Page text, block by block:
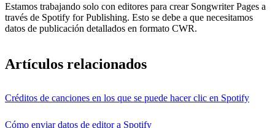
Estamos trabajando solo con editores para crear Songwriter Pages a
través de Spotify for Publishing. Esto se debe a que necesitamos
datos de publicación detallados en formato CWR.
Artículos relacionados
Créditos de canciones en los que se puede hacer clic en Spotify
Cómo enviar datos de editor a Spotify